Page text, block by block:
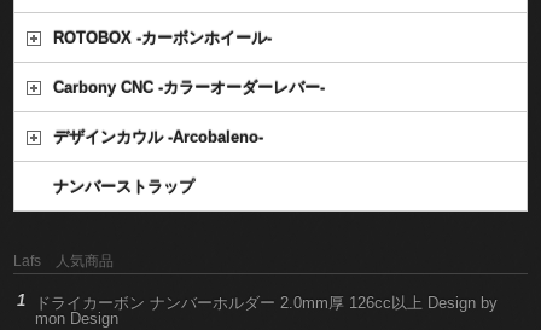
ROTOBOX -カーボンホイール-
Carbony CNC -カラーオーダーレバー-
デザインカウル -Arcobaleno-
ナンバーストラップ
Lafs 人気商品
ドライカーボン ナンバーホルダー 2.0mm厚 126cc以上 Design by
mon Design